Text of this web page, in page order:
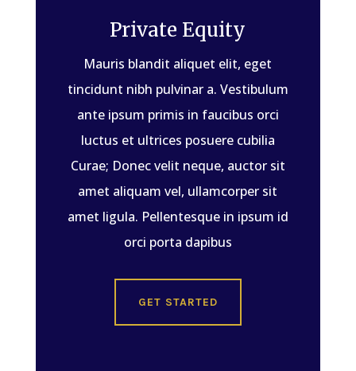
Private Equity
Mauris blandit aliquet elit, eget
tincidunt nibh pulvinar a. Vestibulum
ante ipsum primis in faucibus orci
luctus et ultrices posuere cubilia
Curae; Donec velit neque, auctor sit
amet aliquam vel, ullamcorper sit
amet ligula. Pellentesque in ipsum id
orci porta dapibus
GET STARTED